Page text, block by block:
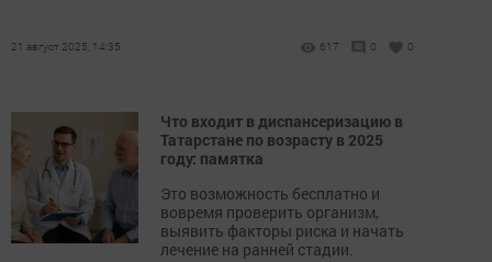
21 август 2025, 14:35 617 0 0
Что входит в диспансеризацию в
Татарстане по возрасту в 2025
году: памятка
Это возможность бесплатно и
вовремя проверить организм,
выявить факторы риска и начать
лечение на ранней стадии.